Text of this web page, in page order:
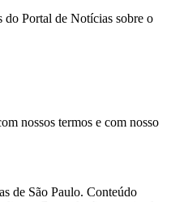
do Portal de Notícias sobre o
nossos termos e com nosso
de São Paulo. Conteúdo